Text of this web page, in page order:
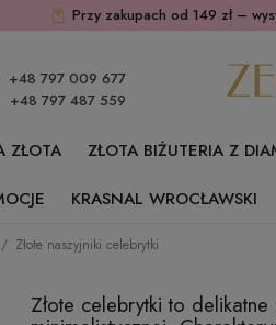
Przy zakupach od 149 zł –
+48 797 009 677
+48 797 487 559
ZŁOTA ZŁOTA BIŻUTERIA Z
KRASNAL WROCŁAWSKI
Złote naszyjniki celebrytki
Złote celebrytki to